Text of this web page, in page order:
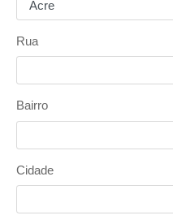
Rua
Bairro
Cidade